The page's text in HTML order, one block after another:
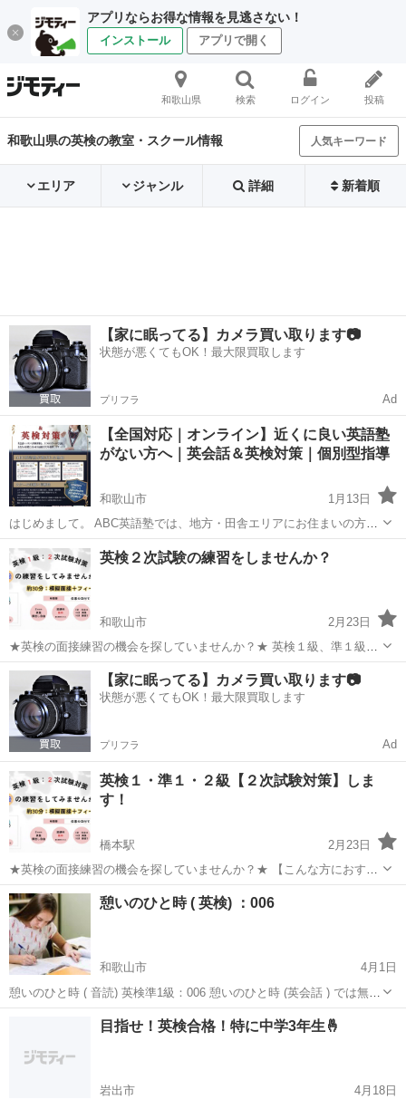
アプリならお得な情報を見逃さない！
インストール アプリで開く
和歌山県 検索 ログイン 投稿
和歌山県の英検の教室・スクール情報 人気キーワード
エリア ジャンル 詳細 新着順
【家に眠ってる】カメラ買い取ります📷
状態が悪くてもOK！最大限買取します
プリフラ Ad
【全国対応｜オンライン】近くに良い英語塾
がない方へ｜英会話＆英検対策｜個別型指導
和歌山市
1月13日
はじめまして。 ABC英語塾では、地方・田舎エリアにお住まいの方向
けにオンラインレッスンを行っています。 「近くに英語塾がない」
「大手しかなく、子ども（自分）に合わない」 そんな声から、オンラ
イン指導をスタートしま...
和歌山 和歌山市 英検 オンライン
英検２次試験の練習をしませんか？
和歌山市
2月23日
★英検の面接練習の機会を探していませんか？★ 英検１級、準１級、
２級の対策承ります。 【こんな方におすすめ】 ・『英検１次試験受か
ったけど、２次試験対策って何をすれば良いの？』 ・『英検２次試験
の練習（模擬面接）をしたい...
和歌山 和歌山市 英検 1級
【家に眠ってる】カメラ買い取ります📷
状態が悪くてもOK！最大限買取します
プリフラ Ad
英検１・準１・２級【２次試験対策】しま
す！
橋本駅
2月23日
★英検の面接練習の機会を探していませんか？★ 【こんな方におすす
め】 ・『英検１次試験受かったけど、２次試験対策って何をすれば良
いの？』 ・『英検２次試験の練習（模擬面接）をしたいけど機会がな
い』 ・『自分が話す英語を評価...
和歌山 橋本市 英検
憩いのひと時 ( 英検) ：006
和歌山市
4月1日
憩いのひと時 ( 音読) 英検準1級：006 憩いのひと時 (英会話 ) では無料
で英語学習をサポートします。 楽しく英語を学びましょう。 ZOOMで
の授業： 全て無料で、顔出しもしなくて良いです。 予約は「こくち...
和歌山市 英検 1級
目指せ！英検合格！特に中学3年生🤞
岩出市
4月18日